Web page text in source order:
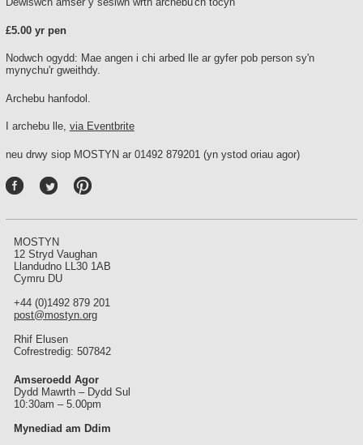
£5.00 yr pen
Nodwch ogydd: Mae angen i chi arbed lle ar gyfer pob person sy'n
mynychu'r gweithdy.
Archebu hanfodol.
I archebu lle, via Eventbrite
neu drwy siop MOSTYN ar 01492 879201 (yn ystod oriau agor)
ere
MOSTYN
12 Stryd Vaughan
Llandudno LL30 1AB
Cymru DU
+44 (0)1492 879 201
post@mostyn.org
Rhif Elusen
Cofrestredig: 507842
Amseroedd Agor
Dydd Mawrth – Dydd Sul
10:30am – 5.00pm
Mynediad am Ddim